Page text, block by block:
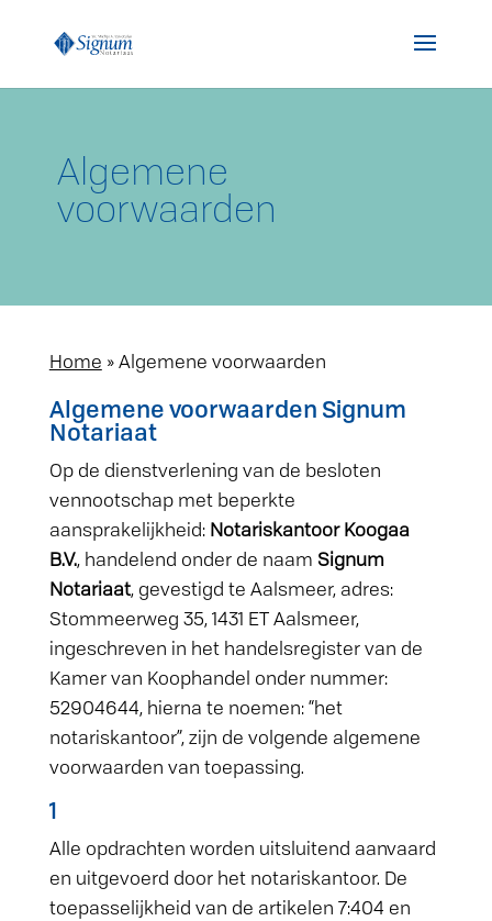
Algemene
voorwaarden
Home »Algemene voorwaarden
Algemene voorwaarden Signum
Notariaat
Op de dienstverlening van de besloten
vennootschap met beperkte
aansprakelijkheid: Notariskantoor Koogaa
B.V., handelend onder de naam Signum
Notariaat, gevestigd te Aalsmeer, adres:
Stommeerweg 35, 1431 ET Aalsmeer,
ingeschreven in het handelsregister van de
Kamer van Koophandel onder nummer:
52904644, hierna te noemen: “het
notariskantoor”, zijn de volgende algemene
voorwaarden van toepassing.
1
Alle opdrachten worden uitsluitend aanvaard
en uitgevoerd door het notariskantoor. De
toepasselijkheid van de artikelen 7:404 en